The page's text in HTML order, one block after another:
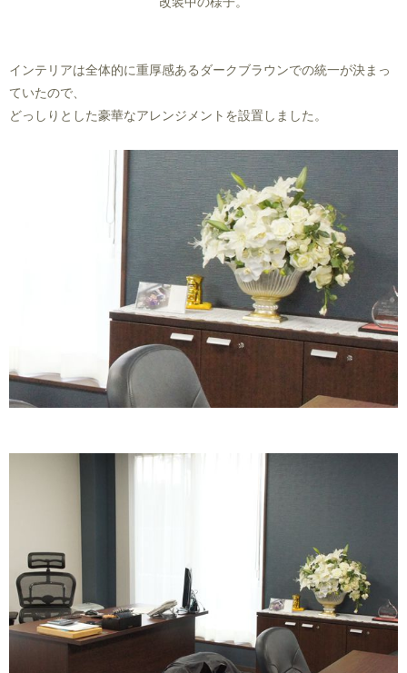
インテリアは全体的に重厚感あるダークブラウンでの統一が決まっ
ていたので、
どっしりとした豪華なアレンジメントを設置しました。